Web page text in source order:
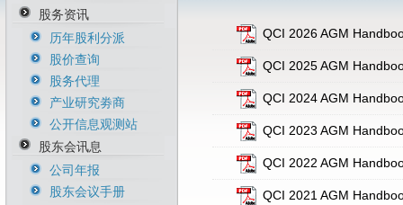
股务资讯
历年股利分派
股价查询
股务代理
产业研究劵商
公开信息观测站
股东会讯息
公司年报
股东会议手册
QCI 2026 AGM
QCI 2025 AGM
QCI 2024 AGM
QCI 2023 AGM
QCI 2022 AGM
QCI 2021 AGM